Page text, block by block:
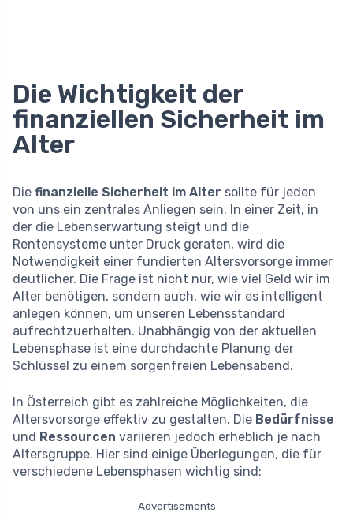
Die Wichtigkeit der
finanziellen Sicherheit im
Alter
Die finanzielle Sicherheit im Alter sollte für jeden
von uns ein zentrales Anliegen sein. In einer Zeit, in
der die Lebenserwartung steigt und die
Rentensysteme unter Druck geraten, wird die
Notwendigkeit einer fundierten Altersvorsorge immer
deutlicher. Die Frage ist nicht nur, wie viel Geld wir im
Alter benötigen, sondern auch, wie wir es intelligent
anlegen können, um unseren Lebensstandard
aufrechtzuerhalten. Unabhängig von der aktuellen
Lebensphase ist eine durchdachte Planung der
Schlüssel zu einem sorgenfreien Lebensabend.
In Österreich gibt es zahlreiche Möglichkeiten, die
Altersvorsorge effektiv zu gestalten. Die Bedürfnisse
und Ressourcen variieren jedoch erheblich je nach
Altersgruppe. Hier sind einige Überlegungen, die für
verschiedene Lebensphasen wichtig sind:
Advertisements